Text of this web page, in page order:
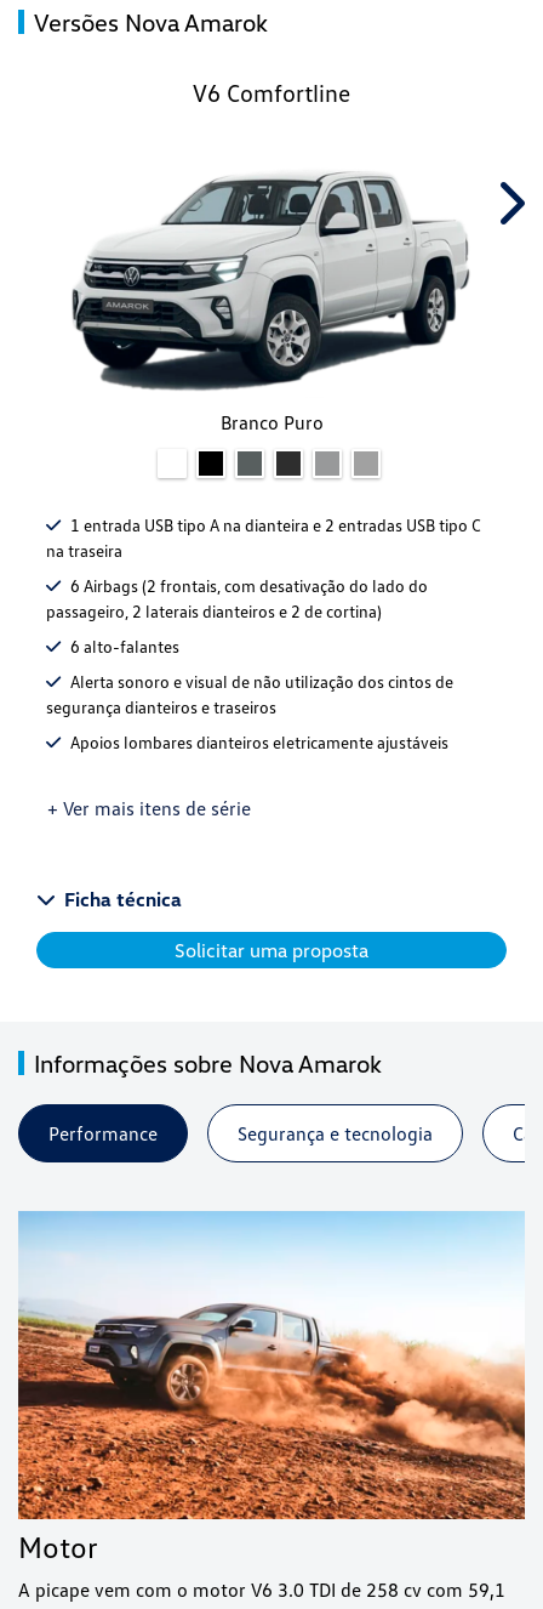
Versões Nova Amarok
V6 Comfortline
Branco Puro
1 entrada USB tipo A na dianteira e 2 entradas USB tipo C
na traseira
6 Airbags (2 frontais, com desativação do lado do
passageiro, 2 laterais dianteiros e 2 de cortina)
6 alto-falantes
Alerta sonoro e visual de não utilização dos cintos de
segurança dianteiros e traseiros
Apoios lombares dianteiros eletricamente ajustáveis
+ Ver mais itens de série
Ficha técnica
Solicitar uma proposta
Informações sobre Nova Amarok
Performance Segurança e tecnologia
Motor
A picape vem com o motor V6 3.0 TDI de 258 cv com 59,1